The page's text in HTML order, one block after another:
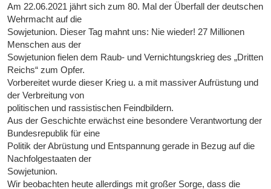
Am 22.06.2021 jährt sich zum 80. Mal der Überfall der deutschen
Wehrmacht auf die
Sowjetunion. Dieser Tag mahnt uns: Nie wieder! 27 Millionen
Menschen aus der
Sowjetunion fielen dem Raub- und Vernichtungskrieg des „Dritten
Reichs“ zum Opfer.
Vorbereitet wurde dieser Krieg u. a mit massiver Aufrüstung und
der Verbreitung von
politischen und rassistischen Feindbildern.
Aus der Geschichte erwächst eine besondere Verantwortung der
Bundesrepublik für eine
Politik der Abrüstung und Entspannung gerade in Bezug auf die
Nachfolgestaaten der
Sowjetunion.
Wir beobachten heute allerdings mit großer Sorge, dass die